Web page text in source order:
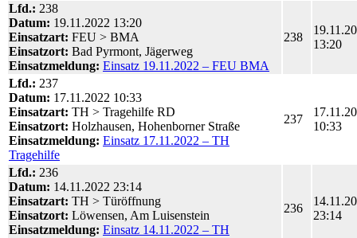
Lfd.: 238
Datum: 19.11.2022 13:20
Einsatzart: FEU > BMA
Einsatzort: Bad Pyrmont, Jägerweg
Einsatzmeldung: Einsatz 19.11.2022 – FEU BMA
238
13:20
Lfd.: 237
Datum: 17.11.2022 10:33
Einsatzart: TH > Tragehilfe RD
Einsatzort: Holzhausen, Hohenborner Straße
Einsatzmeldung: Einsatz 17.11.2022 – TH
Tragehilfe
237
10:33
Lfd.: 236
Datum: 14.11.2022 23:14
Einsatzart: TH > Türöffnung
Einsatzort: Löwensen, Am Luisenstein
Einsatzmeldung: Einsatz 14.11.2022 – TH
236
23:14